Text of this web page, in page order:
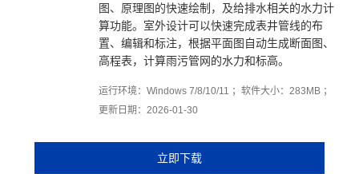
图、原理图的快速绘制，及给排水相关的水力计
算功能。室外设计可以快速完成表井管线的布
置、编辑和标注，根据平面图自动生成断面图、
高程表，计算雨污管网的水力和标高。
运行环境：Windows 7/8/10/11 ；软件大小：283MB ；
更新日期：2026-01-30
立即下载